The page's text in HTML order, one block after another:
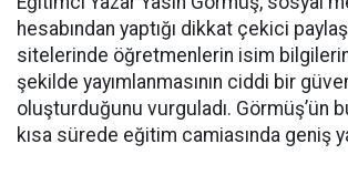
hesabından yaptığı dikkat çekici
sitelerinde öğretmenlerin isim
şekilde yayımlanmasının ciddi bir
oluşturduğunu vurguladı. Görmüş’ün
kısa sürede eğitim camiasında geniş